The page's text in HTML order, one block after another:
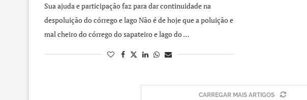
Sua ajuda e participação faz para dar continuidade na
despoluição do córrego e lago Não é de hoje que a poluição e
mal cheiro do córrego do sapateiro e lago do …
CARREGAR MAIS ARTIGOS